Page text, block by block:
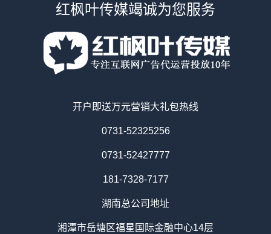
红枫叶传媒竭诚为您服务
开户即送万元营销大礼包热线
0731-52325256
0731-52427777
181-7328-7177
湖南总公司地址
湘潭市岳塘区福星国际金融中心14层